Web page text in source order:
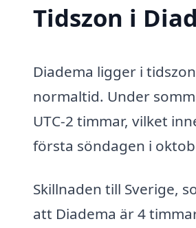
Tidszon i
Diadema ligger i
normaltid. Under
UTC-2 timmar, vilket
första söndagen i
Skillnaden till Sverige,
att Diadema är 4